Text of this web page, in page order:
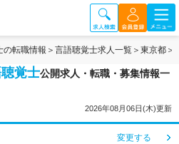
の転職情報 言語聴覚士求人一覧 東京都
覚士公開求人・転職・募集情報一
2026年08月06日(木)更新
変更する